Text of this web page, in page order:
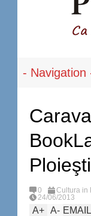
Ploieşti
0 Cultura in
24/06/2013
A+ A- EMAIL